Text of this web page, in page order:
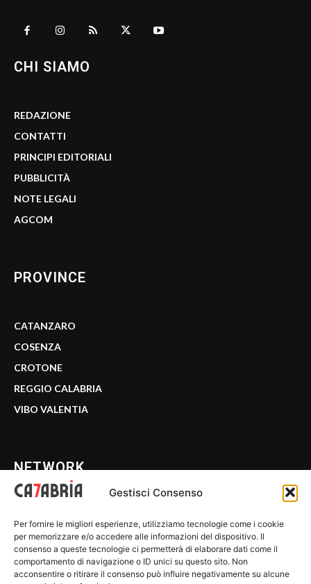
Gestisci Consenso
Per fornire le migliori esperienze, utilizziamo tecnologie come i cookie
per memorizzare e/o accedere alle informazioni del dispositivo. Il
consenso a queste tecnologie ci permetterà di elaborare dati come il
comportamento di navigazione o ID unici su questo sito. Non
acconsentire o ritirare il consenso può influire negativamente su alcune
CHI SIAMO
REDAZIONE
CONTATTI
PRINCIPI EDITORIALI
PUBBLICITÀ
NOTE LEGALI
AGCOM
PROVINCE
CATANZARO
COSENZA
CROTONE
REGGIO CALABRIA
VIBO VALENTIA
NETWORK
WE CALABRIA
C7 PLAY
MIX ZONE